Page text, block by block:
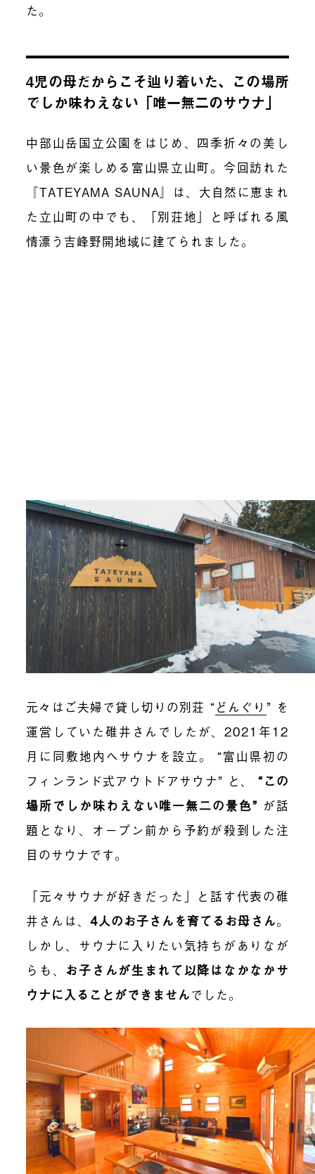
た。
4児の母だからこそ辿り着いた、この場所
でしか味わえない「唯一無二のサウナ」
中部山岳国立公園をはじめ、四季折々の美し
い景色が楽しめる富山県立山町。今回訪れた
『TATEYAMA SAUNA』は、大自然に恵まれ
た立山町の中でも、「別荘地」と呼ばれる風
情漂う吉峰野開地域に建てられました。
元々はご夫婦で貸し切りの別荘 “どんぐり ” を
運営していた碓井さんでしたが、2021年12
月に同敷地内へサウナを設立。 “富山県初の
フィンランド式アウトドアサウナ” と、 “この
場所でしか味わえない唯一無二の景色” が話
題となり、オープン前から予約が殺到した注
目のサウナです。
「元々サウナが好きだった」と話す代表の碓
井さんは、 4人のお子さんを育てるお母さん。
しかし、サウナに入りたい気持ちがありなが
らも、 お子さんが生まれて以降はなかなかサ
ウナに入ることができませんでした。